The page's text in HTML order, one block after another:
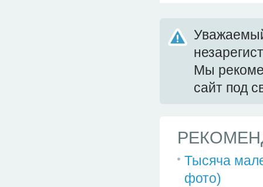
Мы
сайт под
Тысяча
фото)